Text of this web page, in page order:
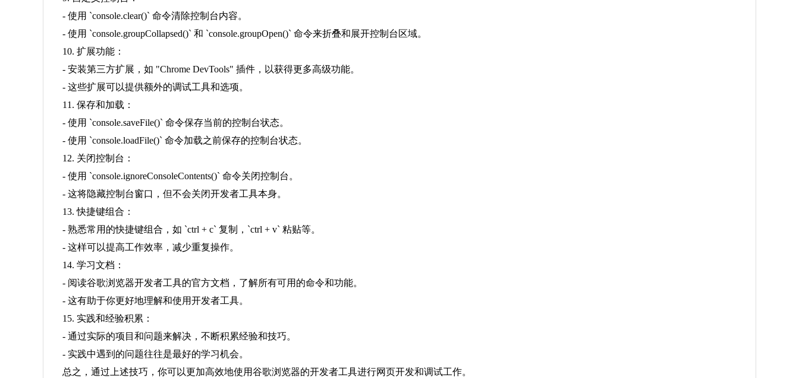
- 使用 `console.clear()` 命令清除控制台内容。
- 使用 `console.groupCollapsed()` 和 `console.groupOpen()` 命令来折叠和展开控制台区域。
10. 扩展功能：
- 安装第三方扩展，如 "Chrome DevTools" 插件，以获得更多高级功能。
- 这些扩展可以提供额外的调试工具和选项。
11. 保存和加载：
- 使用 `console.saveFile()` 命令保存当前的控制台状态。
- 使用 `console.loadFile()` 命令加载之前保存的控制台状态。
12. 关闭控制台：
- 使用 `console.ignoreConsoleContents()` 命令关闭控制台。
- 这将隐藏控制台窗口，但不会关闭开发者工具本身。
13. 快捷键组合：
- 熟悉常用的快捷键组合，如 `ctrl + c` 复制，`ctrl + v` 粘贴等。
- 这样可以提高工作效率，减少重复操作。
14. 学习文档：
- 阅读谷歌浏览器开发者工具的官方文档，了解所有可用的命令和功能。
- 这有助于你更好地理解和使用开发者工具。
15. 实践和经验积累：
- 通过实际的项目和问题来解决，不断积累经验和技巧。
- 实践中遇到的问题往往是最好的学习机会。
总之，通过上述技巧，你可以更加高效地使用谷歌浏览器的开发者工具进行网页开发和调试工作。